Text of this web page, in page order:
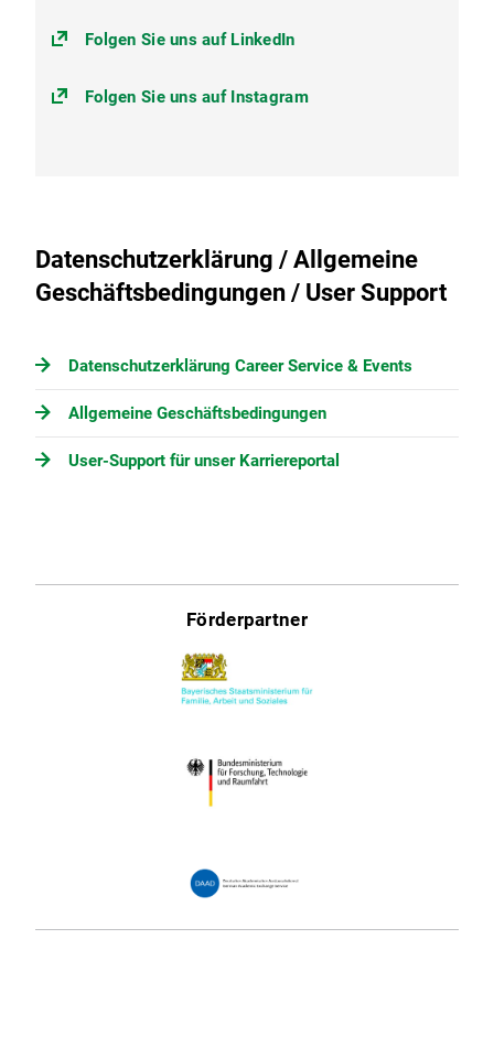
Folgen Sie uns auf LinkedIn
Folgen Sie uns auf Instagram
Datenschutzerklärung / Allgemeine
Geschäftsbedingungen / User Support
Datenschutzerklärung Career Service & Events
Allgemeine Geschäftsbedingungen
User-Support für unser Karriereportal
Förderpartner